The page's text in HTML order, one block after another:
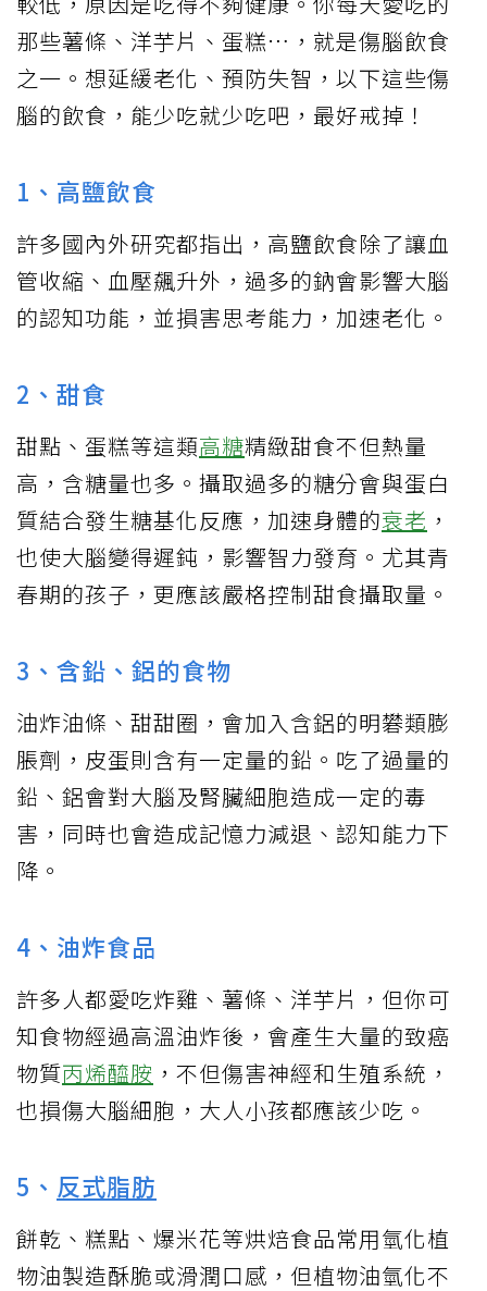
那些薯條、洋芋片、蛋糕…，就是傷腦飲食
之一。想延緩老化、預防失智，以下這些傷
腦的飲食，能少吃就少吃吧，最好戒掉！
1、高鹽飲食
許多國內外研究都指出，高鹽飲食除了讓血
管收縮、血壓飆升外，過多的鈉會影響大腦
的認知功能，並損害思考能力，加速老化。
2、甜食
甜點、蛋糕等這類高糖精緻甜食不但熱量
高，含糖量也多。攝取過多的糖分會與蛋白
質結合發生糖基化反應，加速身體的衰老 ，
也使大腦變得遲鈍，影響智力發育。尤其青
春期的孩子，更應該嚴格控制甜食攝取量。
3、含鉛、鋁的食物
油炸油條、甜甜圈，會加入含鋁的明礬類膨
脹劑，皮蛋則含有一定量的鉛。吃了過量的
鉛、鋁會對大腦及腎臟細胞造成一定的毒
害，同時也會造成記憶力減退、認知能力下
降。
4、油炸食品
許多人都愛吃炸雞、薯條、洋芋片，但你可
知食物經過高溫油炸後，會產生大量的致癌
物質丙烯醯胺 ，不但傷害神經和生殖系統，
也損傷大腦細胞，大人小孩都應該少吃。
5、 反式脂肪
餅乾、糕點、爆米花等烘焙食品常用氫化植
物油製造酥脆或滑潤口感，但植物油氫化不